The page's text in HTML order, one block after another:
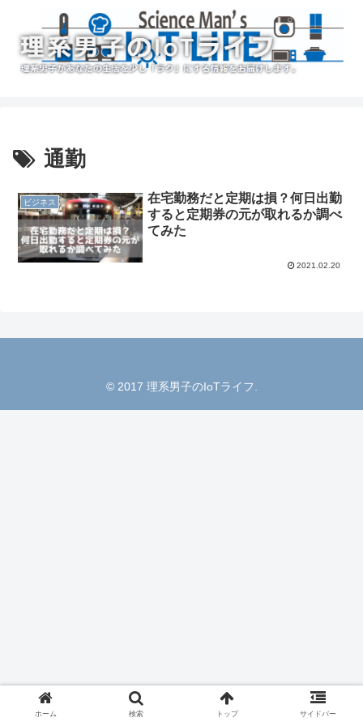
通勤
ビジネス
在宅勤務だと定期は損？何日出勤
すると定期券の元が取れるか調べ
てみた
2021.02.20
© 2017 理系男子のIoTライフ.
ホーム 検索 トップ サイドバー